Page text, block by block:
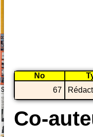
No
67
Co-